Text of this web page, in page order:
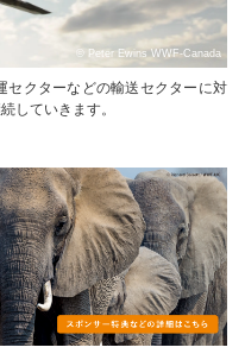
© Peter Ewins WWF-Canada
セクターなどの輸送セクターに対
していきます。